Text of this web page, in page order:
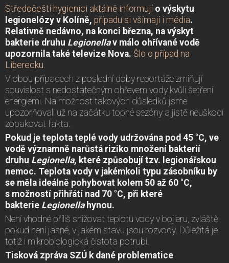
Středočeští hygienici aktálně informujío výskytu
legionelózy v Kolíně, případu si všímají i média.
Relativně nedávno, na konci března, na výskyt
bakterie druhu Legionellav málo ohřívané vodě
upozornila také televize Nova. Šlo o případ na
Liberecku.
V obou případech z poslední doby reportáže zmiňují
souvislost s nedostatečným ohřevem vody kvůli šetření
energiemi. Na možnost takových důsledků jsme
upozorňovali už na začátku topné sezóny a jistě neuškodí
zopakovat fakta.
Pokud je teplota teplé vody udržována pod 45 °C, ve
vodě významně narůstá riziko množení bakterií
druhu Legionella, které způsobují tzv. legionářskou
nemoc. Teplota vody v jakémkoli typu zásobníku by
se měla ideálně pohybovat kolem 50 až 60 °C,
s možností přihřátí nad 70 °C, při které
bakterie Legionellahynou.
Není vhodné příliš snižovat teplotu vody v bojleru, zvláště
pokud není jasné, v jakém stavu jsou rozvody. Důležitá je
totiž i mikrobiologická čistota potrubí.
Tisková zpráva SZÚ k dané problematice